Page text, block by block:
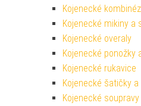
Kojenecké
Kojenecké mikiny a
Kojenecké overaly
Kojenecké ponožky
Kojenecké rukavice
Kojenecké šatičky a
Kojenecké soupravy